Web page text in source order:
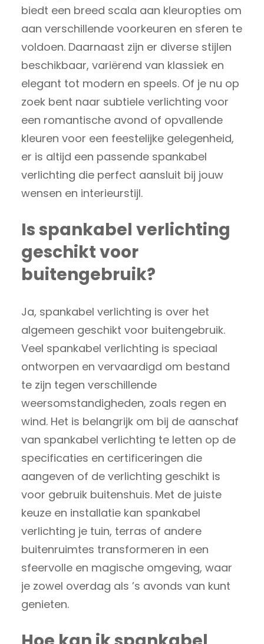
biedt een breed scala aan kleuropties om
aan verschillende voorkeuren en sferen te
voldoen. Daarnaast zijn er diverse stijlen
beschikbaar, variërend van klassiek en
elegant tot modern en speels. Of je nu op
zoek bent naar subtiele verlichting voor
een romantische avond of opvallende
kleuren voor een feestelijke gelegenheid,
er is altijd een passende spankabel
verlichting die perfect aansluit bij jouw
wensen en interieurstijl.
Is spankabel verlichting
geschikt voor
buitengebruik?
Ja, spankabel verlichting is over het
algemeen geschikt voor buitengebruik.
Veel spankabel verlichting is speciaal
ontworpen en vervaardigd om bestand
te zijn tegen verschillende
weersomstandigheden, zoals regen en
wind. Het is belangrijk om bij de aanschaf
van spankabel verlichting te letten op de
specificaties en certificeringen die
aangeven of de verlichting geschikt is
voor gebruik buitenshuis. Met de juiste
keuze en installatie kan spankabel
verlichting je tuin, terras of andere
buitenruimtes transformeren in een
sfeervolle en magische omgeving, waar
je zowel overdag als ’s avonds van kunt
genieten.